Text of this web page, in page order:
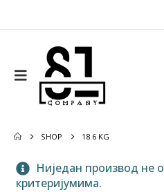
SHOP 18.6 KG
Ниједан производ не
критеријумима.